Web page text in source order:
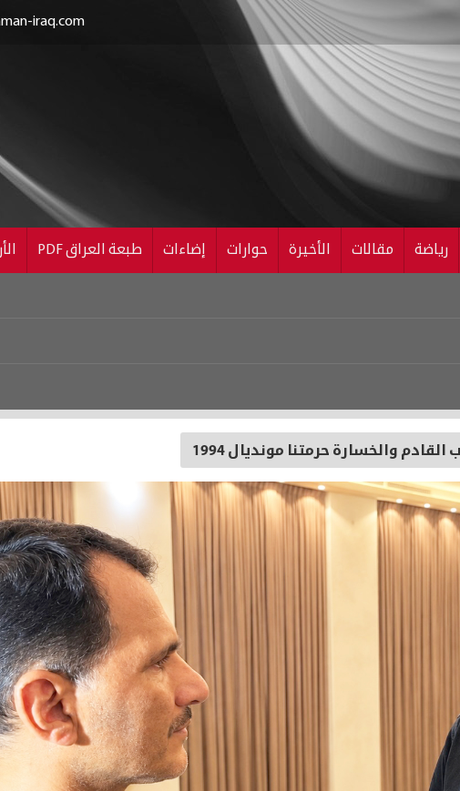
iraq.com
رياضة مقالات الأخيرة حوارات إضاءات طبعة العراق PDF
والخسارة حرمتنا مونديال 1994